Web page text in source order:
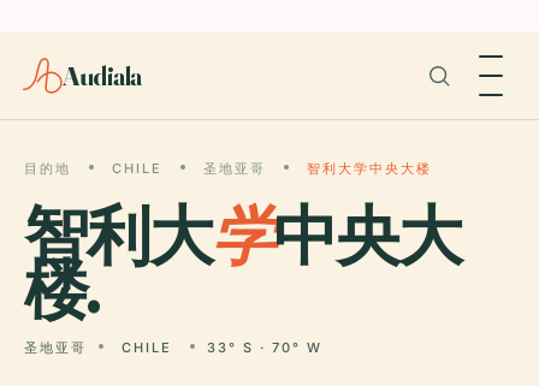
Audiala
目的地 CHILE 圣地亚哥 智利大学中央大楼
智利大学中央大
楼.
圣地亚哥 CHILE 33° S · 70° W